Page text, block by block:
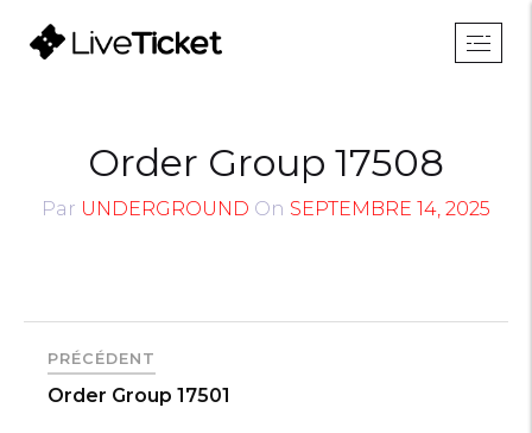
Order Group 17508
Par UNDERGROUND On SEPTEMBRE 14, 2025
PRÉCÉDENT
Order Group 17501